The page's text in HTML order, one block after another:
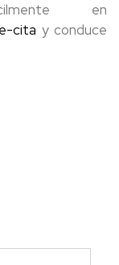
en
cita y conduce